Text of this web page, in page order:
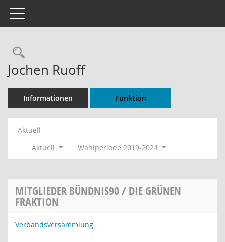
Toggle navigation
Rechercheauswahl
Jochen Ruoff
Informationen Funktion
Aktuell
Aktuell
Wahlperiode 2019-2024
MITGLIEDER BÜNDNIS90 / DIE GRÜNEN
FRAKTION
Verbandsversammlung